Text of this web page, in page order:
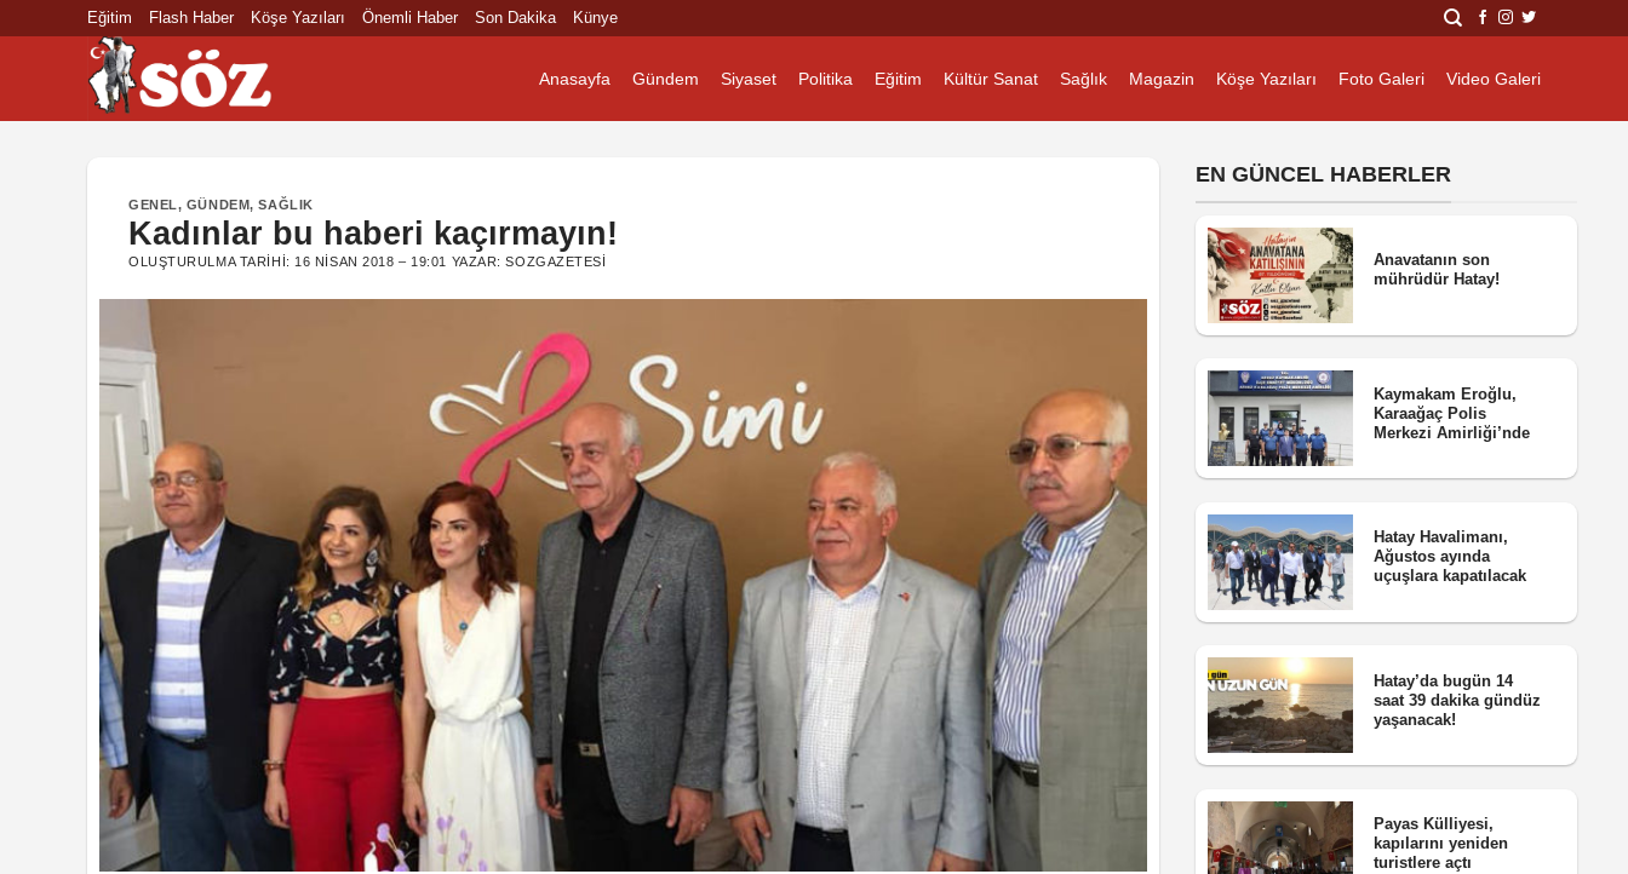
Eğitim Flash Haber Köşe Yazıları Önemli Haber Son Dakika Künye
Anasayfa Gündem Siyaset Politika Eğitim Kültür Sanat Sağlık Magazin Köşe Yazıları Foto Galeri Video Galeri
GENEL, GÜNDEM,SAĞLIK
Kadınlar bu haberi kaçırmayın!
OLUŞTURULMA TARIHI: 16 NISAN 2018 – 19:01 YAZAR:SOZGAZETESI
EN GÜNCEL HABERLER
Anavatanın son
mührüdür Hatay!
Kaymakam Eroğlu,
Karaağaç Polis
Merkezi Amirliği’nde
Hatay Havalimanı,
Ağustos ayında
uçuşlara kapatılacak
Hatay’da bugün 14
saat 39 dakika gündüz
yaşanacak!
Payas Külliyesi,
kapılarını yeniden
turistlere açtı